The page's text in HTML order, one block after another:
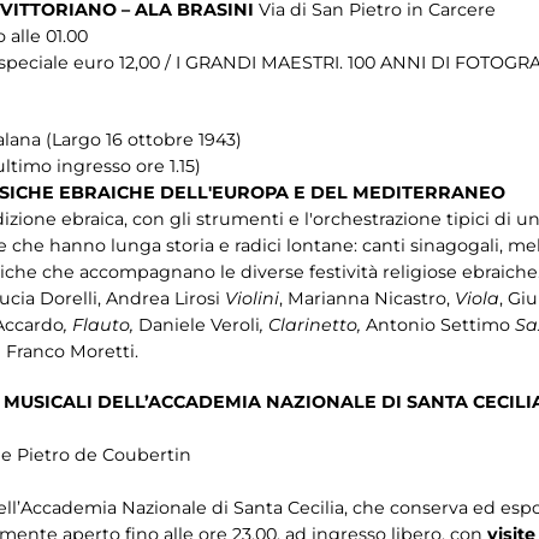
– ALA BRASINI Via di San Pietro in Carcere
alle 01.00
euro 12,00 / I GRANDI MAESTRI. 100 ANNI DI
(Largo 16 ottobre 1943)
ingresso ore 1.15)
EBRAICHE DELL'EUROPA E DEL MEDITERRANEO
ebraica, con gli strumenti e l'orchestrazione tipici di
hanno lunga storia e radici lontane: canti sinagogali,
che accompagnano le diverse festività religiose
Dorelli, Andrea Lirosi Violini, Marianna Nicastro, Viola,
, Flauto, Daniele Veroli, Clarinetto, Antonio Settimo
Franco Moretti.
DELL’ACCADEMIA NAZIONALE DI SANTA
Pietro de Coubertin
Nazionale di Santa Cecilia, che conserva ed
aperto fino alle ore 23.00, ad ingresso libero, con